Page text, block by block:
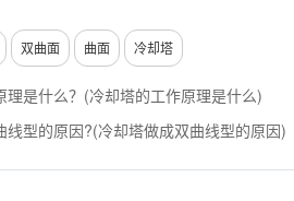
双曲面 曲面 冷却塔
理是什么？(冷却塔的工作原理是什么)
线型的原因?(冷却塔做成双曲线型的原因)